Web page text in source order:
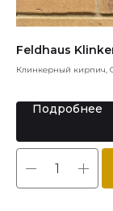
Feldhaus
Клинкерный кирпич,
Подробнее